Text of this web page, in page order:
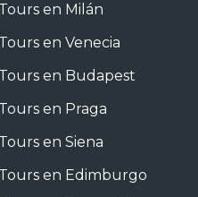
Tours en Milán
Tours en Venecia
Tours en Budapest
Tours en Praga
Tours en Siena
Tours en Edimburgo